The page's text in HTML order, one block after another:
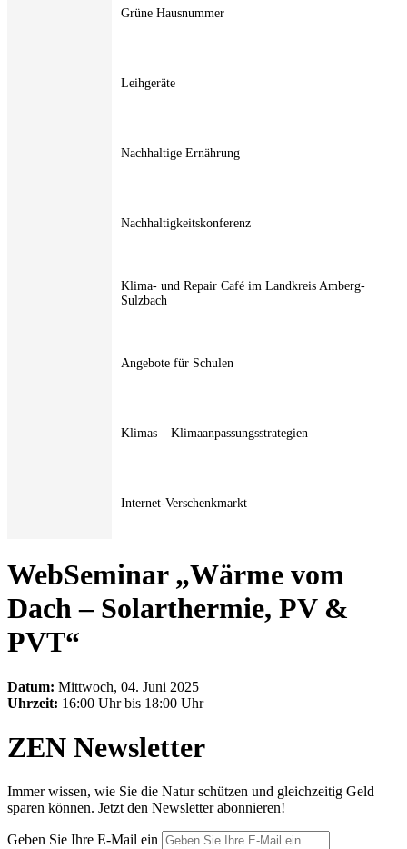
Grüne Hausnummer
Leihgeräte
Nachhaltige Ernährung
Nachhaltigkeitskonferenz
Klima- und Repair Café im Landkreis Amberg-
Sulzbach
Angebote für Schulen
Klimas – Klimaanpassungsstrategien
Internet-Verschenkmarkt
WebSeminar „Wärme vom
Dach – Solarthermie, PV &
PVT“
Datum: Mittwoch, 04. Juni 2025
Uhrzeit: 16:00 Uhr bis 18:00 Uhr
ZEN Newsletter
Immer wissen, wie Sie die Natur schützen und gleichzeitig Geld
sparen können. Jetzt den Newsletter abonnieren!
Geben Sie Ihre E-Mail ein